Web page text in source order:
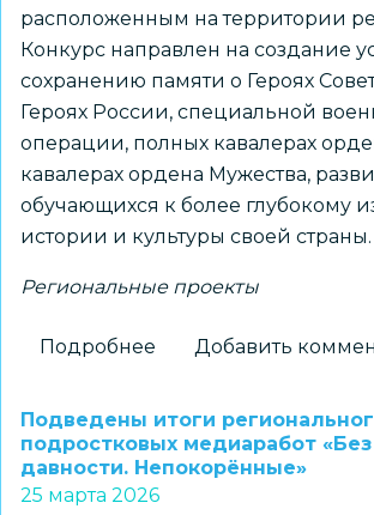
расположенным на территории
Конкурс направлен на создание
сохранению памяти о Героях
Героях России, специальной
операции, полных кавалерах
кавалерах ордена Мужества,
обучающихся к более глубокому
истории и культуры своей страны.
Региональные проекты
Подробнее
-
в
числе
Добавить
Подведены итоги
подростковых медиаработ «Без
давности. Непокорённые»
25 марта 2026